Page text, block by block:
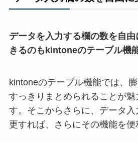
データを入力する欄の数を自
きるのもkintoneのテーブル機
kintoneのテーブル機能では、
すっきりまとめられることが
す。そこからさらに、データ
更すれば、さらにその機能を便